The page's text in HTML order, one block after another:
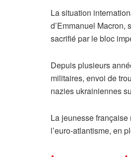
La situation
d’Emmanuel Macron,
sacrifié par le bloc
Depuis plusieurs
militaires, envoi de
nazies ukrainiennes
La jeunesse
l’euro-atlantisme, en